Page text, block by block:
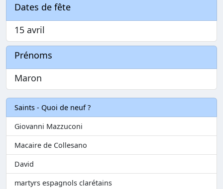
Dates de fête
15 avril
Prénoms
Maron
Saints - Quoi de neuf ?
Giovanni Mazzuconi
Macaire de Collesano
David
martyrs espagnols clarétains